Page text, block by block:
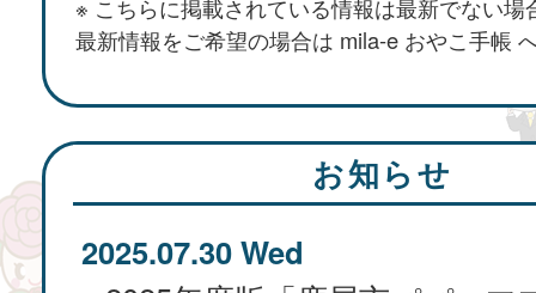
※ こちらに掲載されている情報は最新でない場
最新情報をご希望の場合は mila-e おやこ手帳
お知らせ
2025.07.30 Wed